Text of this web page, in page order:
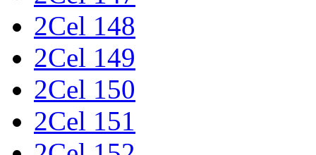
2Cel 148
2Cel 149
2Cel 150
2Cel 151